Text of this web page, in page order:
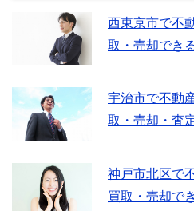
西東京市で不
取・売却でき
宇治市で不動
取・売却・査
神戸市北区で
買取・売却で